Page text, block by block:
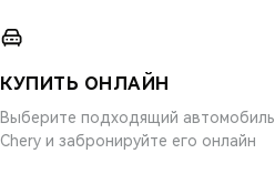
КУПИТЬ ОНЛАЙН
Выберите подходящий автомобиль
Chery и забронируйте его онлайн